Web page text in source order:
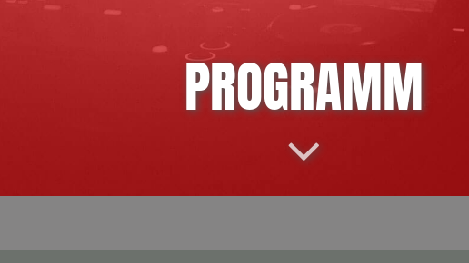
PROGRAMM